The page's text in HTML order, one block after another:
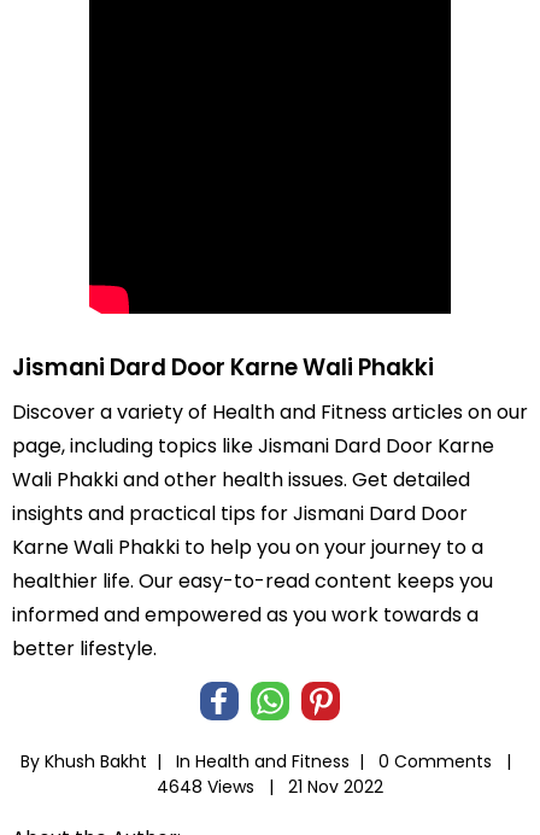
Jismani Dard Door Karne Wali Phakki
Discover a variety of Health and Fitness articles on our
page, including topics like Jismani Dard Door Karne
Wali Phakki and other health issues. Get detailed
insights and practical tips for Jismani Dard Door
Karne Wali Phakki to help you on your journey to a
healthier life. Our easy-to-read content keeps you
informed and empowered as you work towards a
better lifestyle.
By Khush Bakht | In Health and Fitness |
0 Comments |
4648 Views |
21 Nov 2022